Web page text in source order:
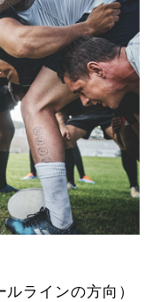
ラインの方向）